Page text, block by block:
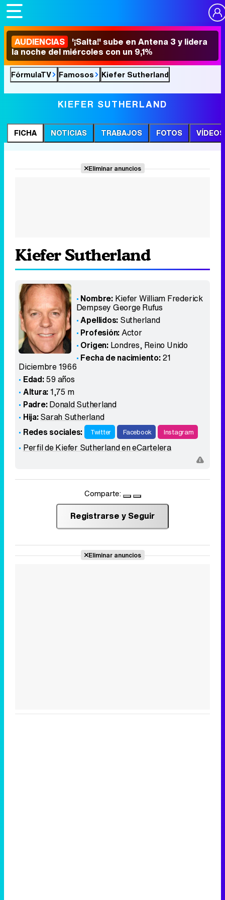
AUDIENCIAS '¡Salta!' sube en Antena 3 y lidera
la noche del miércoles con un 9,1%
FórmulaTV Famosos Kiefer Sutherland
KIEFER SUTHERLAND
FICHA NOTICIAS TRABAJOS FOTOS VÍDEOS
Eliminar anuncios
Kiefer Sutherland
Nombre: Kiefer William Frederick
Dempsey George Rufus
Apellidos: Sutherland
Profesión:Actor
Origen: Londres, Reino Unido
Fecha de nacimiento:21
Diciembre 1966
Edad:59 años
Altura:1,75 m
Padre:Donald Sutherland
Hija:Sarah Sutherland
Redes sociales:
Twitter Facebook Instagram
Perfil de Kiefer Sutherland en eCartelera
Comparte:
Registrarse y Seguir
Eliminar anuncios